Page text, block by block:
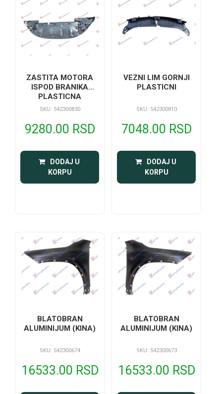
ZASTITA MOTORA
ISPOD BRANIKA
PLASTICNA
SKU: 542300830
9280.00 RSD
DODAJ U
KORPU
VEZNI LIM GORNJI
PLASTICNI
SKU: 542300810
7048.00 RSD
DODAJ U
KORPU
BLATOBRAN
ALUMINIJUM (KINA)
SKU: 542300674
16533.00 RSD
BLATOBRAN
ALUMINIJUM (KINA)
SKU: 542300673
16533.00 RSD